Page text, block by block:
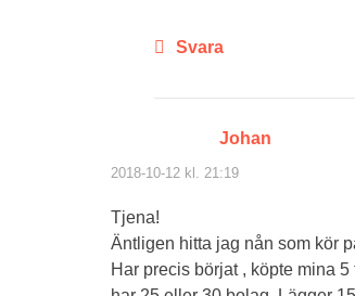
Svara
Johan
2018-10-12 kl. 21:19
Tjena!
Äntligen hitta jag nån som kör
Har precis börjat , köpte mina